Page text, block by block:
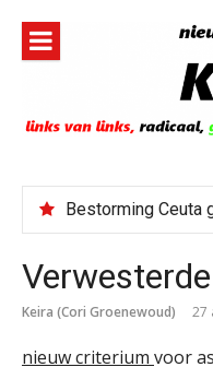
inhoud
Keira (Cori Groenewoud) 27
nieuw criterium voor